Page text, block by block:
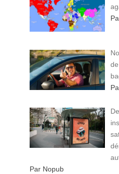
Par Nopub